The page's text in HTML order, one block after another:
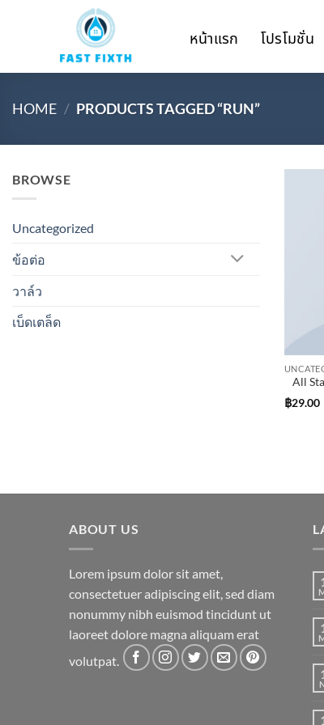
หน้าแรก โปรโมชั่น
HOME / PRODUCTS TAGGED “RUN”
BROWSE
Uncategorized
ข้อต่อ
วาล์ว
เบ็ดเตล็ด
All
฿29.00
ABOUT US
Lorem ipsum dolor sit amet,
consectetuer adipiscing elit, sed diam
nonummy nibh euismod tincidunt ut
laoreet dolore magna aliquam erat
volutpat.